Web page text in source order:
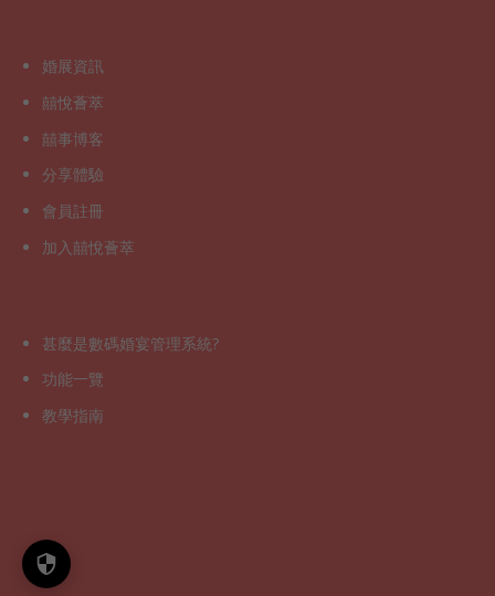
婚展資訊
囍悅薈萃
囍事博客
分享體驗
會員註冊
加入囍悅薈萃
甚麼是數碼婚宴管理系統?
功能一覽
教學指南